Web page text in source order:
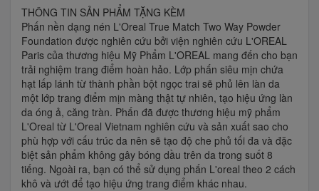
THÔNG TIN SẢN PHẨM TẶNG KÈM
Phấn nền dạng nén L'Oreal True Match Two Way Powder
Foundation được nghiên cứu bởi viện nghiên cứu L'OREAL
Paris của thương hiệu Mỹ Phẩm L'OREAL mang đến cho bạn
trải nghiệm trang điểm hoàn hảo. Lớp phấn siêu mịn chứa
hạt lấp lánh từ thành phần bột ngọc trai sẽ phủ lên làn da
một lớp trang điểm mịn màng thật tự nhiên, tạo hiệu ứng làn
da óng ả, căng tràn. Phấn đã được thương hiệu mỹ phẩm
L'Oreal từ L'Oreal Vietnam nghiên cứu và sản xuất sao cho
phù hợp với cấu trúc da nên sẽ tạo độ che phủ tối đa và đặc
biệt sản phẩm không gây bóng dầu trên da trong suốt 8
tiếng. Ngoài ra, bạn có thể sử dụng phấn L'oreal theo 2 cách
khô và ướt để tạo hiệu ứng trang điểm khác nhau.